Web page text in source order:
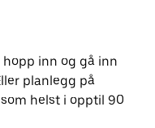
inn og gå inn
planlegg på
helst i opptil 90